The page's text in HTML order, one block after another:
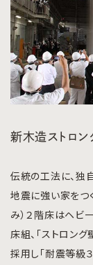
新木造ストロン
伝統の工法に、独
地震に強い家をつ
み）２階床はヘビ
床組、「ストロン
採用し「耐震等級